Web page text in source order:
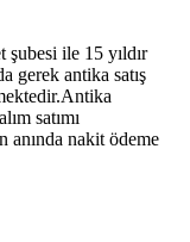
şubesi ile 15 yıldır
gerek antika satış
satımı
anında nakit ödeme